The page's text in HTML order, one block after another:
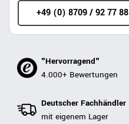
+49 (0) 8709 / 92 77 88
"Hervorragend"
4.000+ Bewertungen
Deutscher Fachhändler
mit eigenem Lager